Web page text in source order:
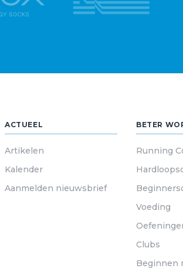
ACTUEEL
Artikelen
Kalender
Aanmelden nieuwsbrief
BETER
Running
Voeding
Clubs
Beginnen